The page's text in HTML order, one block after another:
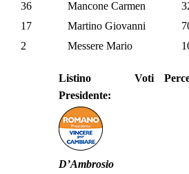
36 Mancone Carmen
17 Martino Giovanni
2 Messere Mario
Listino
Presidente:
Voti
D’Ambrosio